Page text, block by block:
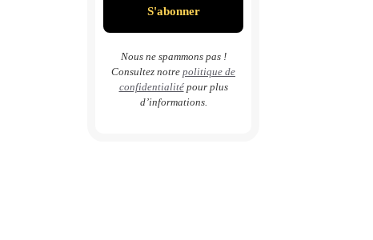
Nous ne spammons pas !
Consultez notre politique de
confidentialitépour plus
d’informations.